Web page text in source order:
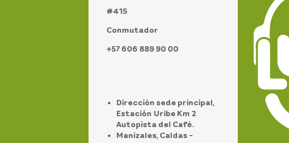
#415
Conmutador
+57 606 889 90 00
Dirección sede principal,
Estación Uribe Km 2
Autopista del Café.
Manizales, Caldas -